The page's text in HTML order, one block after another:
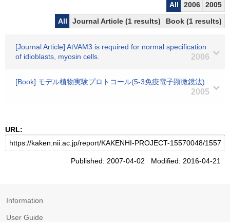
All 2006
2005
All
Journal Article (1 results) Book (1 results)
[Journal Article] AtVAM3 is required for normal specification
of idioblasts, myosin cells.
2006
[Book] モデル植物実験プロトコール(5-3免疫電子顕微鏡法)
2005
URL:
Published: 2007-04-02 Modified: 2016-04-21
Information
User Guide